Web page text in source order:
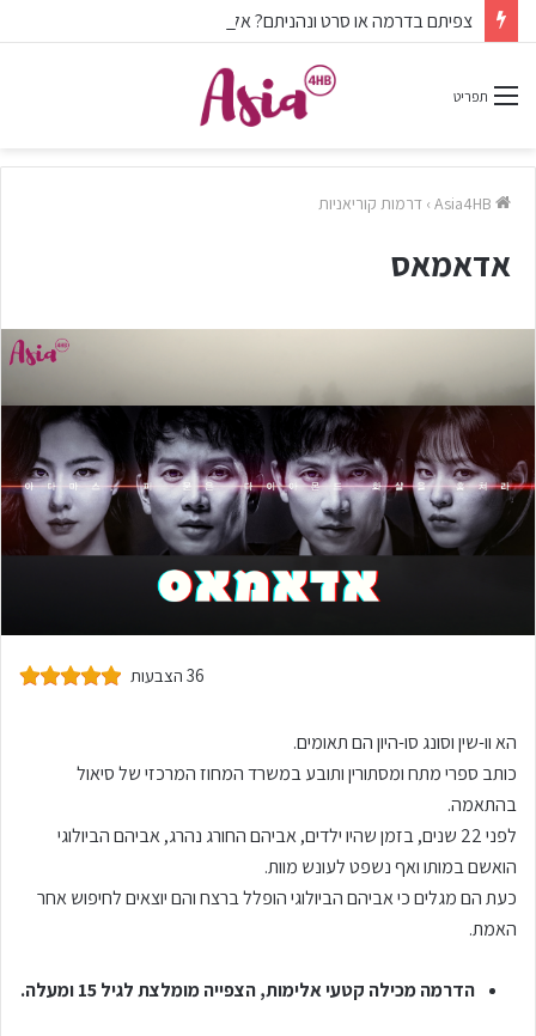
צפיתם בדרמה או סרט ונהניתם? אל תשכחו לפרגן בתגובות.
תפריט
› דרמות קוריאניות
אדאמאס
36 הצבעות
הא וו-שין וסונג סו-היון הם תאומים.
כותב ספרי מתח ומסתורין ותובע במשרד המחוז המרכזי של סיאול
בהתאמה.
לפני 22 שנים, בזמן שהיו ילדים, אביהם החורג נהרג, אביהם הביולוגי
הואשם במותו ואף נשפט לעונש מוות.
כעת הם מגלים כי אביהם הביולוגי הופלל ברצח והם יוצאים לחיפוש אחר
האמת.
הדרמה מכילה קטעי אלימות, הצפייה מומלצת לגיל 15 ומעלה.